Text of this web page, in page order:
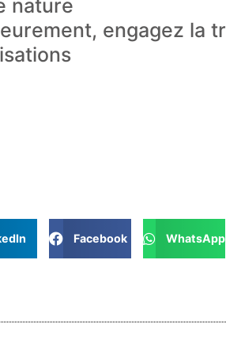
nature
engagez la
Facebook WhatsApp